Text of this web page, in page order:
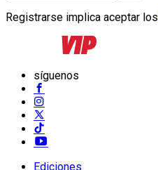
Registrarse implica aceptar los
síguenos
Ediciones